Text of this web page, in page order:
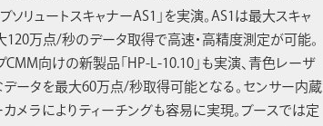
ソリュートスキャナーAS1」を実演。AS1は最大スキャ
120万点/秒のデータ取得で高速・高精度測定が可能。
CMM向けの新製品「HP-L-10.10」も実演、青色レーザ
ータを最大60万点/秒取得可能となる。センサー内蔵
メラによりティーチングも容易に実現。ブースでは定